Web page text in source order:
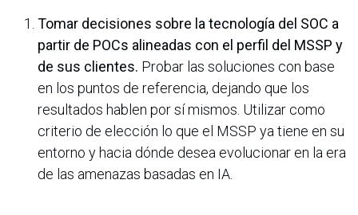
Tomar decisiones sobre la tecnología del SOC a
partir de POCs alineadas con el perfil del MSSP y
de sus clientes. Probar las soluciones con base
en los puntos de referencia, dejando que los
resultados hablen por sí mismos. Utilizar como
criterio de elección lo que el MSSP ya tiene en su
entorno y hacia dónde desea evolucionar en la era
de las amenazas basadas en IA.